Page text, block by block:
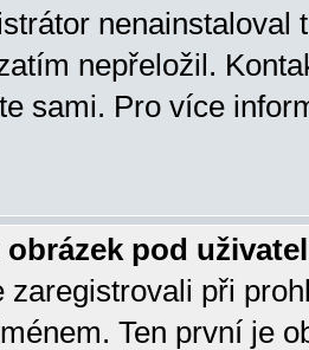
nenainstaloval
nepřeložil.
sami. Pro více
pod
zaregistrovali při
Ten první je